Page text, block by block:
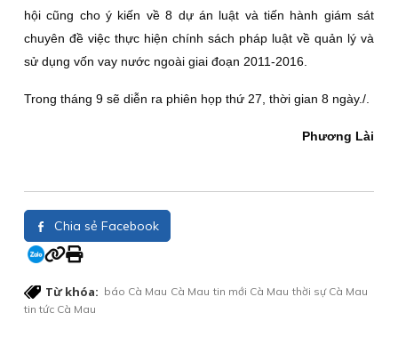
hội cũng cho ý kiến về 8 dự án luật và tiến hành giám sát
chuyên đề việc thực hiện chính sách pháp luật về quản lý và
sử dụng vốn vay nước ngoài giai đoạn 2011-2016.
Trong tháng 9 sẽ diễn ra phiên họp thứ 27, thời gian 8 ngày./.
Phương Lài
Chia sẻ Facebook
Từ khóa: báo Cà Mau Cà Mau tin mới Cà Mau thời sự Cà Mau
tin tức Cà Mau